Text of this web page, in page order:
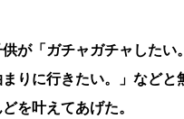
が「ガチャガチャしたい
りに行きたい。」などと
を叶えてあげた。